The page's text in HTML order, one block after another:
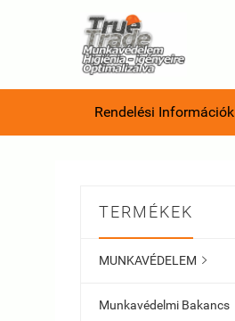
Rendelési Információk
TERMÉKEK
MUNKAVÉDELEM 
Munkavédelmi Bakancs